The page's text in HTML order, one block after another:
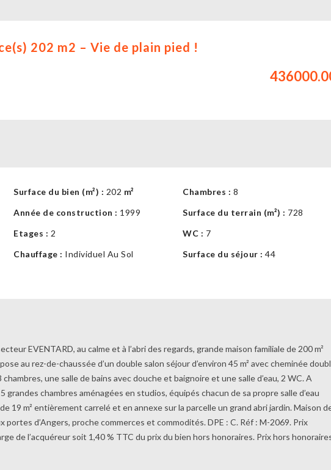
202 m2 – Vie de plain pied !
Surface du bien (m²) : 202 m² Chambres : 8
Année de construction : 1999 Surface du terrain (m²) : 728
Etages : 2 WC : 7
Chauffage : Individuel Au Sol Surface du séjour :44
EVENTARD, au calme et à l’abri des regards, grande maison familiale de 200 m²
au rez-de-chaussée d’un double salon séjour d’environ 45 m² avec cheminée
une salle de bains avec douche et baignoire et une salle d’eau, 2 WC. A
grandes chambres aménagées en studios, équipés chacun de sa propre salle d’eau
19 m² entièrement carrelé et en annexe sur la parcelle un grand abri jardin. Maison
d’Angers, proche commerces et commodités. DPE : C. Réf : M-2069. Prix
de l’acquéreur soit 1,40 % TTC du prix du bien hors honoraires. Prix hors